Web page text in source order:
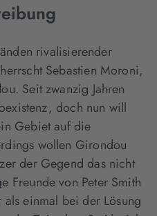
rivalisierender
Sebastien Moroni,
Seit zwanzig Jahren
doch nun will
Gebiet auf die
wollen Girondou
der Gegend das nicht
Freunde von Peter Smith
einmal bei der Lösung